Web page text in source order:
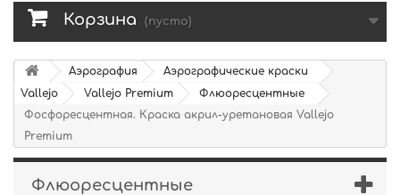
Корзина (пусто)
Аэрография
Аэрографические краски
Vallejo
Vallejo Premium
Флюоресцентные
Фосфоресцентная. Краска акрил-уретановая Vallejo
Premium
Флюоресцентные